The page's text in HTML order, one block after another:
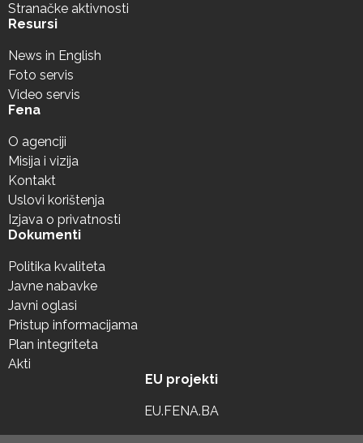
Stranačke aktivnosti
Resursi
News in English
Foto servis
Video servis
Fena
O agenciji
Misija i vizija
Kontakt
Uslovi korištenja
Izjava o privatnosti
Dokumenti
Politika kvaliteta
Javne nabavke
Javni oglasi
Pristup informacijama
Plan integriteta
Akti
EU projekti
EU.FENA.BA